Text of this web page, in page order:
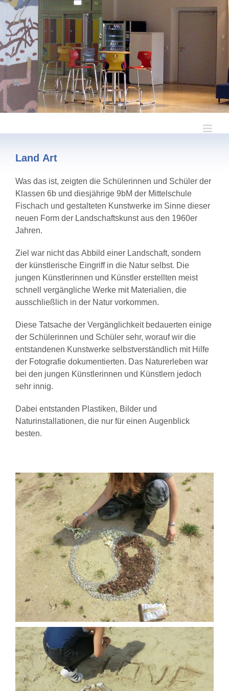
Zum
Inhalt
springen
Land Art
Was das ist, zeigten die Schülerinnen und Schüler der
Klassen 6b und diesjährige 9bM der Mittelschule
Fischach und gestalteten Kunstwerke im Sinne dieser
neuen Form der Landschaftskunst aus den 1960er
Jahren.
Ziel war nicht das Abbild einer Landschaft, sondern
der künstlerische Eingriff in die Natur selbst. Die
jungen Künstlerinnen und Künstler erstellten meist
schnell vergängliche Werke mit Materialien, die
ausschließlich in der Natur vorkommen.
Diese Tatsache der Vergänglichkeit bedauerten einige
der Schülerinnen und Schüler sehr, worauf wir die
entstandenen Kunstwerke selbstverständlich mit Hilfe
der Fotografie dokumentierten. Das Naturerleben war
bei den jungen Künstlerinnen und Künstlern jedoch
sehr innig.
Dabei entstanden Plastiken, Bilder und
Naturinstallationen, die nur für einen Augenblick
besten.